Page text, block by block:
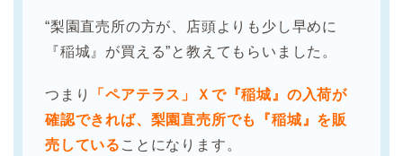
“梨園直売所の方が、店頭よりも少し早めに
『稲城』が買える”と教えてもらいました。
つまり
「ペアテラス」Ｘで『稲城』の入荷が
確認できれば、梨園直売所でも『稲城』を販
売している ことになります。